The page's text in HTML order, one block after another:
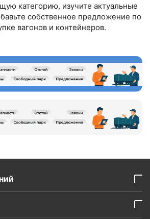
категорию, изучите актуальные
собственное предложение по
вагонов и контейнеров.